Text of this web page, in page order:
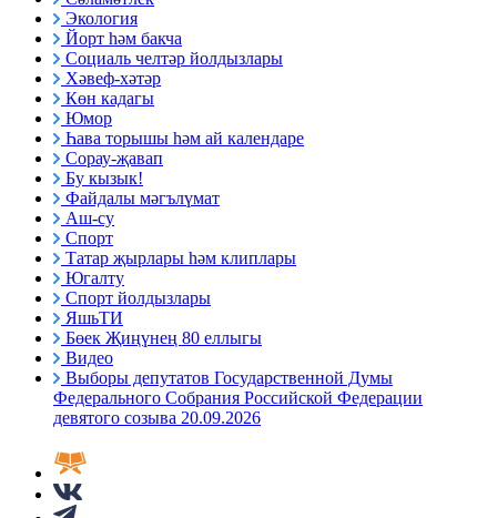
Экология
Йорт һәм бакча
Социаль челтәр йолдызлары
Хәвеф-хәтәр
Көн кадагы
Юмор
Һава торышы һәм ай календаре
Сорау-җавап
Бу кызык!
Файдалы мәгълүмат
Аш-су
Спорт
Татар җырлары һәм клиплары
Югалту
Спорт йолдызлары
ЯшьТИ
Бөек Җиңүнең 80 еллыгы
Видео
Выборы депутатов Государственной Думы
Федерального Собрания Российской Федерации
девятого созыва 20.09.2026